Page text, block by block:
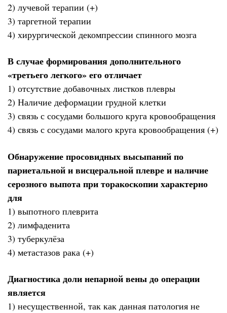
2) лучевой терапии (+)
3) таргетной терапии
4) хирургической декомпрессии спинного мозга
В случае формирования дополнительного
«третьего легкого» его отличает
1) отсутствие добавочных листков плевры
2) Наличие деформации грудной клетки
3) связь с сосудами большого круга кровообращения
4) связь с сосудами малого круга кровообращения (+)
Обнаружение просовидных высыпаний по
париетальной и висцеральной плевре и наличие
серозного выпота при торакоскопии характерно
для
1) выпотного плеврита
2) лимфаденита
3) туберкулёза
4) метастазов рака (+)
Диагностика доли непарной вены до операции
является
1) несущественной, так как данная патология не